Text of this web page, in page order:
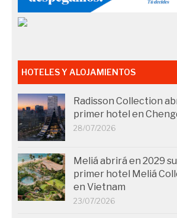
HOTELES Y ALOJAMIENTOS
Radisson Collection
primer hotel en
28/07/2026
Meliá abrirá en 2029 su
primer hotel Meliá
en Vietnam
23/07/2026